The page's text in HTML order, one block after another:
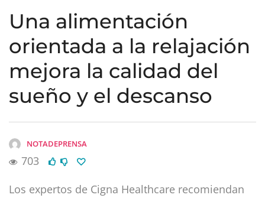
Una alimentación
orientada a la relajación
mejora la calidad del
sueño y el descanso
NOTADEPRENSA
703
Los expertos de Cigna Healthcare recomiendan